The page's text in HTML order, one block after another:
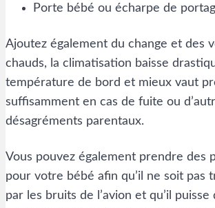
Porte bébé ou écharpe de
Ajoutez également du change et des
chauds, la climatisation baisse
température de bord et mieux vaut
suffisamment en cas de fuite ou
désagréments parentaux.
Vous pouvez également prendre des
pour votre bébé afin qu’il ne soit pas
par les bruits de l’avion et qu’il puisse